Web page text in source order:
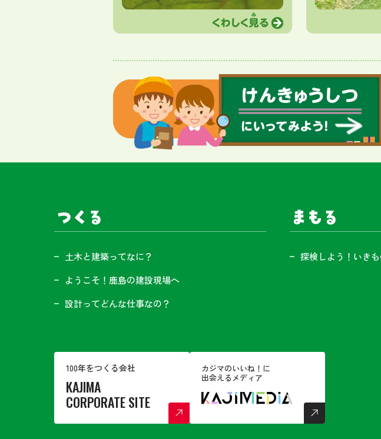
サイト内メニュー
土木と建築ってなに？
ようこそ！鹿島の建設現場へ
設計ってどんな仕事なの？
まもる
探検しよう！いき
100年をつくる会社
KAJIMA
CORPORATE SITE
カジマのいいね！に
出会えるメディア